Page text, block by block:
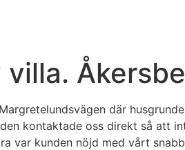
där
kontaktade oss direkt så att
var kunden nöjd med vårt